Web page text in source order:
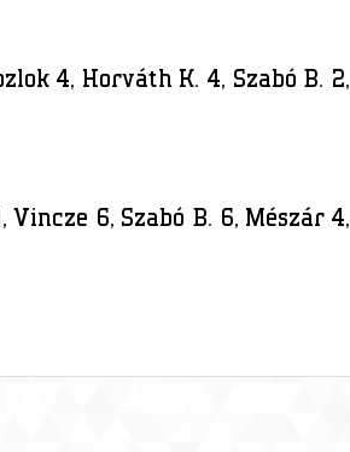
4, Horváth K. 4, Szabó B. 2,
Vincze 6, Szabó B. 6, Mészár 4,